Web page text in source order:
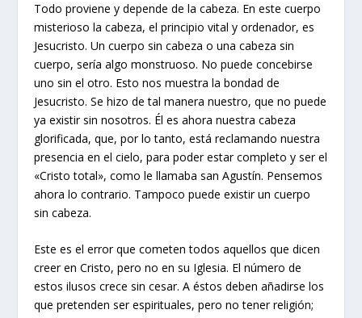
Todo proviene y depende de la cabeza. En este cuerpo
misterioso la cabeza, el principio vital y ordenador, es
Jesucristo. Un cuerpo sin cabeza o una cabeza sin
cuerpo, sería algo monstruoso. No puede concebirse
uno sin el otro. Esto nos muestra la bondad de
Jesucristo. Se hizo de tal manera nuestro, que no puede
ya existir sin nosotros. Él es ahora nuestra cabeza
glorificada, que, por lo tanto, está reclamando nuestra
presencia en el cielo, para poder estar completo y ser el
«Cristo total», como le llamaba san Agustín. Pensemos
ahora lo contrario. Tampoco puede existir un cuerpo
sin cabeza.
Este es el error que cometen todos aquellos que dicen
creer en Cristo, pero no en su Iglesia. El número de
estos ilusos crece sin cesar. A éstos deben añadirse los
que pretenden ser espirituales, pero no tener religión;